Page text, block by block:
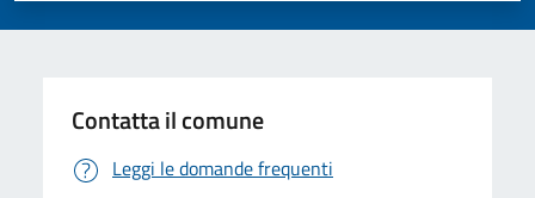
Contatta il comune
Leggi le domande frequenti